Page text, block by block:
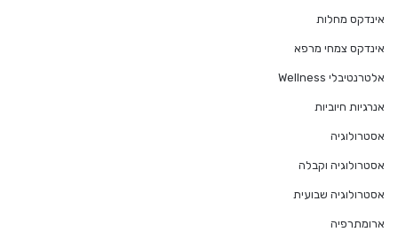
אינדקס מחלות
אינדקס צמחי מרפא
אלטרנטיבלי Wellness
אנרגיות חיוביות
אסטרולוגיה
אסטרולוגיה וקבלה
אסטרולוגיה שבועית
ארומתרפיה